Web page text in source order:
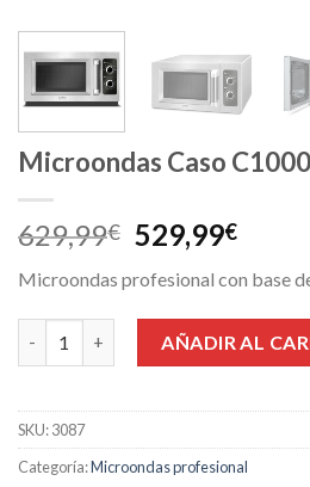
Microondas Caso
629,99€ El
precio
original
era:
629,99€.
529,99€El
es:
Microondas profesional con base
Microondas Caso C1000M cantidad
AÑADIR AL
SKU:3087
Categoría:Microondas profesional